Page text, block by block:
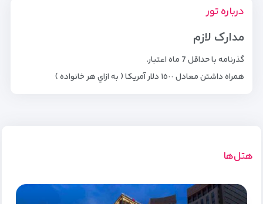
درباره تور
مدارک لازم
گذرنامه با حداقل 7 ماه اعتبار.
همراه داشتن معادل ١٥٠٠ دلار آمريكا ( به ازاي هر خانواده )
هتل‌ها